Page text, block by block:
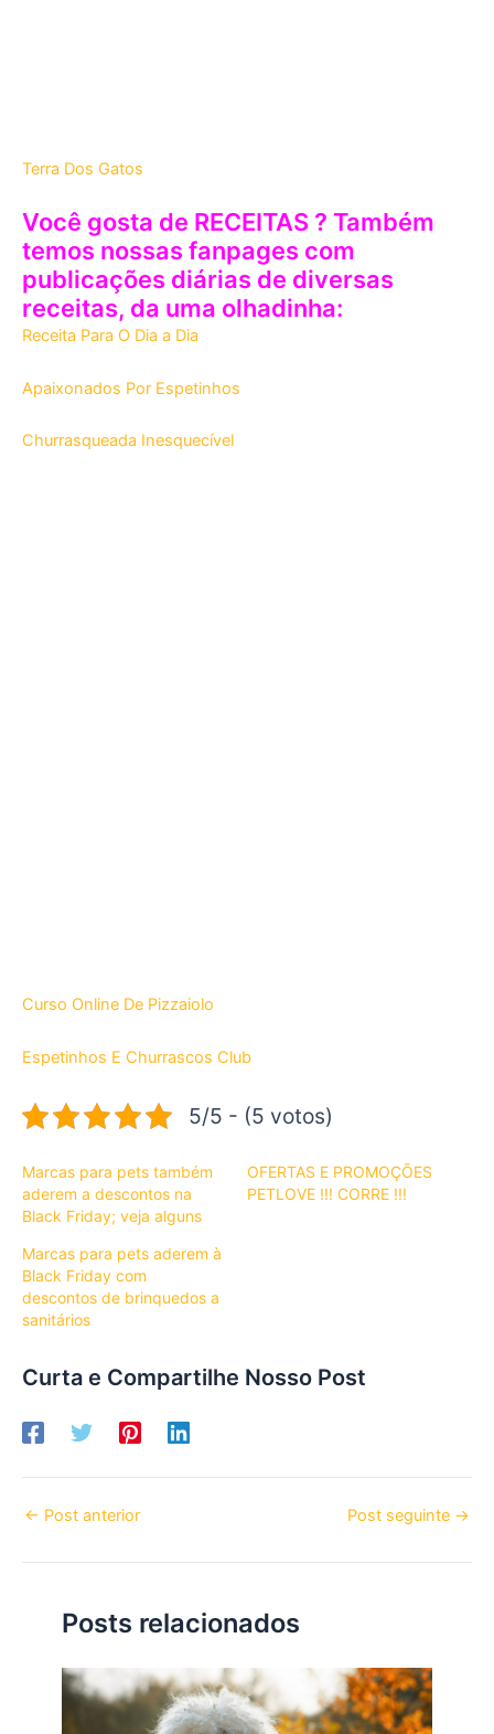
Terra Dos Gatos
Você gosta de RECEITAS ? Também
temos nossas fanpages com
publicações diárias de diversas
receitas, da uma olhadinha:
Receita Para O Dia a Dia
Apaixonados Por Espetinhos
Churrasqueada Inesquecível
Curso Online De Pizzaiolo
Espetinhos E Churrascos Club
5/5 - (5 votos)
Marcas para pets também
aderem a descontos na
Black Friday; veja alguns
OFERTAS E PROMOÇÕES
PETLOVE !!! CORRE !!!
Marcas para pets aderem à
Black Friday com
descontos de brinquedos a
sanitários
Curta e Compartilhe Nosso Post
← Post anterior Post seguinte →
Posts relacionados